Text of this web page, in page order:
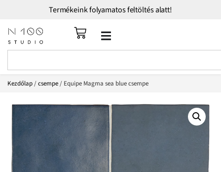
Termékeink folyamatos feltöltés alatt!
Kezdőlap/csempe/ Equipe Magma sea blue csempe